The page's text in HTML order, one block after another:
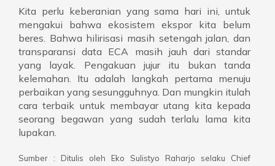
Kita perlu keberanian yang sama hari ini, untuk
mengakui bahwa ekosistem ekspor kita belum
beres. Bahwa hilirisasi masih setengah jalan, dan
transparansi data ECA masih jauh dari standar
yang layak. Pengakuan jujur itu bukan tanda
kelemahan. Itu adalah langkah pertama menuju
perbaikan yang sesungguhnya. Dan mungkin itulah
cara terbaik untuk membayar utang kita kepada
seorang begawan yang sudah terlalu lama kita
lupakan.
Sumber : Ditulis oleh Eko Sulistyo Raharjo selaku Chief